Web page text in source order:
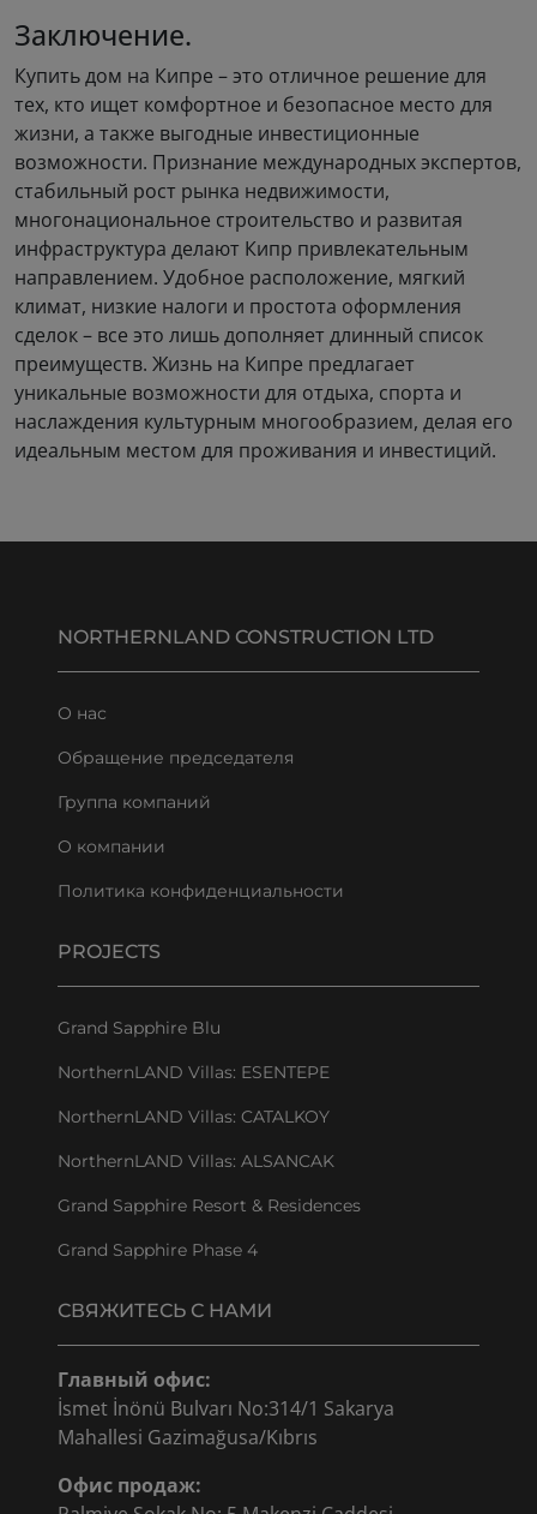
Заключение.
Купить дом на Кипре – это отличное решение для
тех, кто ищет комфортное и безопасное место для
жизни, а также выгодные инвестиционные
возможности. Признание международных экспертов,
стабильный рост рынка недвижимости,
многонациональное строительство и развитая
инфраструктура делают Кипр привлекательным
направлением. Удобное расположение, мягкий
климат, низкие налоги и простота оформления
сделок – все это лишь дополняет длинный список
преимуществ. Жизнь на Кипре предлагает
уникальные возможности для отдыха, спорта и
наслаждения культурным многообразием, делая его
идеальным местом для проживания и инвестиций.
NORTHERNLAND CONSTRUCTION LTD
О нас
Обращение председателя
Группа компаний
О компании
Политика конфиденциальности
PROJECTS
Grand Sapphire Blu
NorthernLAND Villas: ESENTEPE
NorthernLAND Villas: CATALKOY
NorthernLAND Villas: ALSANCAK
Grand Sapphire Resort & Residences
Grand Sapphire Phase 4
СВЯЖИТЕСЬ С НАМИ
Главный офис:
İsmet İnönü Bulvarı No:314/1 Sakarya
Mahallesi Gazimağusa/Kıbrıs
Офис продаж: